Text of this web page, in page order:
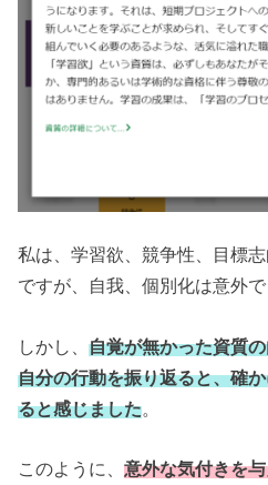
私は、学習欲、競争性、目標
ですが、自我、個別化は意外で
しかし、自覚が無かった資質
自分の行動を振り返ると、確
ると感じました。
このように、意外な気付きを